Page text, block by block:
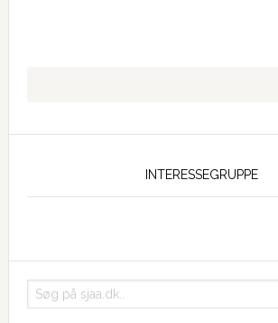
INTERESSEGRUPPE
Søg
på